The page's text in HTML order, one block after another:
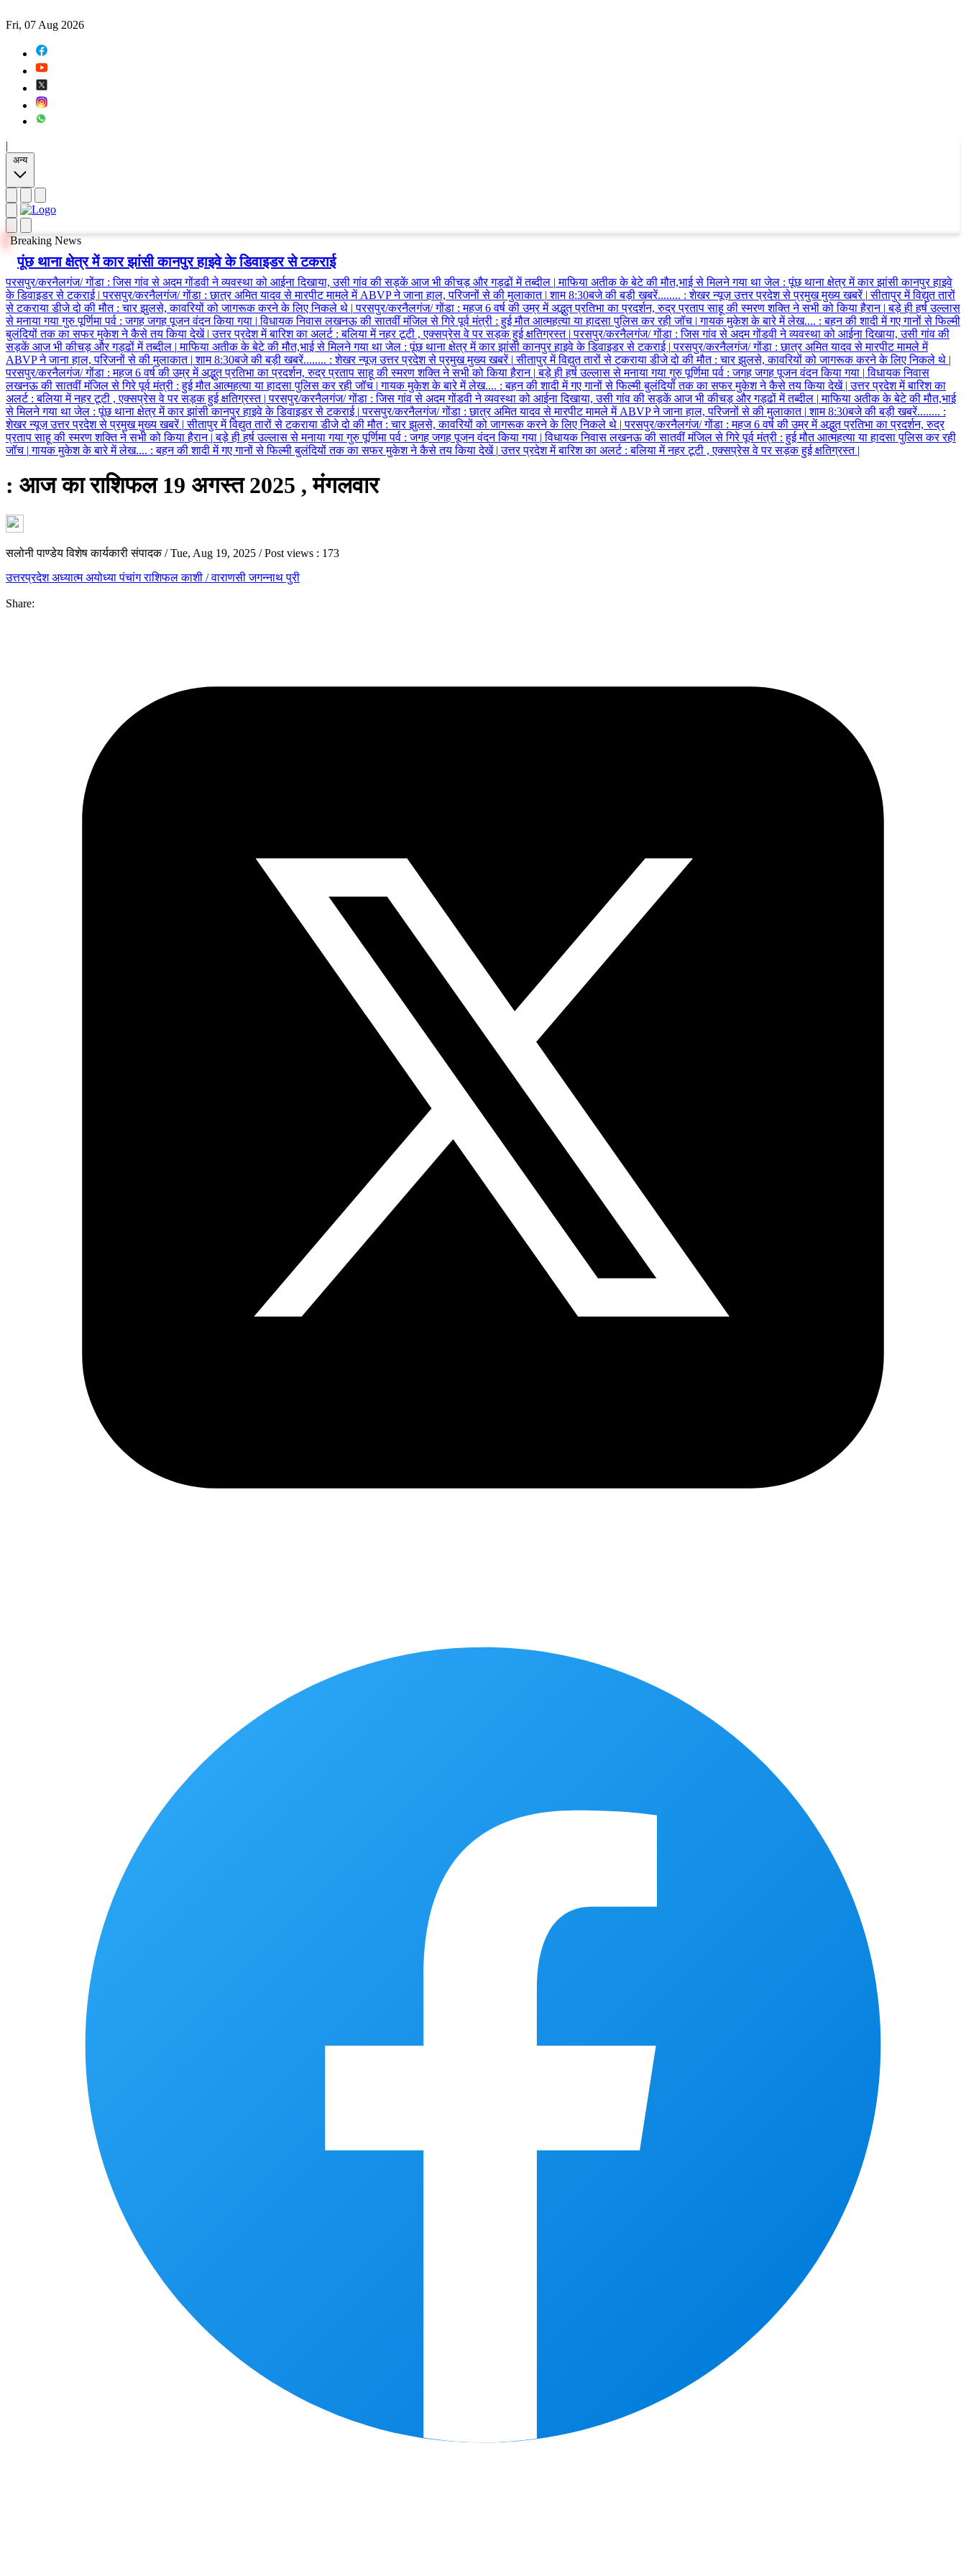
Fri, 07 Aug 2026
|
अन्य
Breaking News
पूंछ थाना क्षेत्र में कार झांसी कानपुर हाइवे के डिवाइडर से टकराई
परसपुर/करनैलगंज/ गोंडा : जिस गांव से अदम गोंडवी ने व्यवस्था को आईना दिखाया, उसी गांव की सड़कें आज भी कीचड़ और गड्ढों में तब्दील | माफिया अतीक के बेटे की मौत,भाई से मिलने गया था जेल : पूंछ थाना क्षेत्र में कार झांसी कानपुर हाइवे
के डिवाइडर से टकराई | परसपुर/करनैलगंज/ गोंडा : छात्र अमित यादव से मारपीट मामले में ABVP ने जाना हाल, परिजनों से की मुलाकात | शाम 8:30बजे की बड़ी खबरें........ : शेखर न्यूज़ उत्तर प्रदेश से प्रमुख मुख्य खबरें | सीतापुर में विद्युत तारों
से टकराया डीजे दो की मौत : चार झुलसे, कावरियों को जागरूक करने के लिए निकले थे | परसपुर/करनैलगंज/ गोंडा : महज 6 वर्ष की उम्र में अद्भुत प्रतिभा का प्रदर्शन, रुद्र प्रताप साहू की स्मरण शक्ति ने सभी को किया हैरान | बड़े ही हर्ष उल्लास
से मनाया गया गुरु पूर्णिमा पर्व : जगह जगह पूजन वंदन किया गया | विधायक निवास लखनऊ की सातवीं मंजिल से गिरे पूर्व मंत्री : हुई मौत आत्महत्या या हादसा पुलिस कर रही जॉच | गायक मुकेश के बारे में लेख.... : बहन की शादी में गए गानों से फिल्मी
बुलंदियों तक का सफर मुकेश ने कैसे तय किया देखें | उत्तर प्रदेश में बारिश का अलर्ट : बलिया में नहर टूटी , एक्सप्रेस वे पर सड़क हुई क्षतिग्रस्त | परसपुर/करनैलगंज/ गोंडा : जिस गांव से अदम गोंडवी ने व्यवस्था को आईना दिखाया, उसी गांव की
सड़कें आज भी कीचड़ और गड्ढों में तब्दील | माफिया अतीक के बेटे की मौत,भाई से मिलने गया था जेल : पूंछ थाना क्षेत्र में कार झांसी कानपुर हाइवे के डिवाइडर से टकराई | परसपुर/करनैलगंज/ गोंडा : छात्र अमित यादव से मारपीट मामले में
ABVP ने जाना हाल, परिजनों से की मुलाकात | शाम 8:30बजे की बड़ी खबरें........ : शेखर न्यूज़ उत्तर प्रदेश से प्रमुख मुख्य खबरें | सीतापुर में विद्युत तारों से टकराया डीजे दो की मौत : चार झुलसे, कावरियों को जागरूक करने के लिए निकले थे |
परसपुर/करनैलगंज/ गोंडा : महज 6 वर्ष की उम्र में अद्भुत प्रतिभा का प्रदर्शन, रुद्र प्रताप साहू की स्मरण शक्ति ने सभी को किया हैरान | बड़े ही हर्ष उल्लास से मनाया गया गुरु पूर्णिमा पर्व : जगह जगह पूजन वंदन किया गया | विधायक निवास
लखनऊ की सातवीं मंजिल से गिरे पूर्व मंत्री : हुई मौत आत्महत्या या हादसा पुलिस कर रही जॉच | गायक मुकेश के बारे में लेख.... : बहन की शादी में गए गानों से फिल्मी बुलंदियों तक का सफर मुकेश ने कैसे तय किया देखें | उत्तर प्रदेश में बारिश का
अलर्ट : बलिया में नहर टूटी , एक्सप्रेस वे पर सड़क हुई क्षतिग्रस्त | परसपुर/करनैलगंज/ गोंडा : जिस गांव से अदम गोंडवी ने व्यवस्था को आईना दिखाया, उसी गांव की सड़कें आज भी कीचड़ और गड्ढों में तब्दील | माफिया अतीक के बेटे की मौत,भाई
से मिलने गया था जेल : पूंछ थाना क्षेत्र में कार झांसी कानपुर हाइवे के डिवाइडर से टकराई | परसपुर/करनैलगंज/ गोंडा : छात्र अमित यादव से मारपीट मामले में ABVP ने जाना हाल, परिजनों से की मुलाकात | शाम 8:30बजे की बड़ी खबरें........ :
शेखर न्यूज़ उत्तर प्रदेश से प्रमुख मुख्य खबरें | सीतापुर में विद्युत तारों से टकराया डीजे दो की मौत : चार झुलसे, कावरियों को जागरूक करने के लिए निकले थे | परसपुर/करनैलगंज/ गोंडा : महज 6 वर्ष की उम्र में अद्भुत प्रतिभा का प्रदर्शन, रुद्र
प्रताप साहू की स्मरण शक्ति ने सभी को किया हैरान | बड़े ही हर्ष उल्लास से मनाया गया गुरु पूर्णिमा पर्व : जगह जगह पूजन वंदन किया गया | विधायक निवास लखनऊ की सातवीं मंजिल से गिरे पूर्व मंत्री : हुई मौत आत्महत्या या हादसा पुलिस कर रही
जॉच | गायक मुकेश के बारे में लेख.... : बहन की शादी में गए गानों से फिल्मी बुलंदियों तक का सफर मुकेश ने कैसे तय किया देखें | उत्तर प्रदेश में बारिश का अलर्ट : बलिया में नहर टूटी , एक्सप्रेस वे पर सड़क हुई क्षतिग्रस्त |
: आज का राशिफल 19 अगस्त 2025 , मंगलवार
सलोनी पाण्डेय विशेष कार्यकारी संपादक/Tue, Aug 19, 2025 /Post views : 173
उत्तरप्रदेशअध्यात्मअयोध्यापंचांगराशिफलकाशी / वाराणसीजगन्नाथ पुरी
Share: